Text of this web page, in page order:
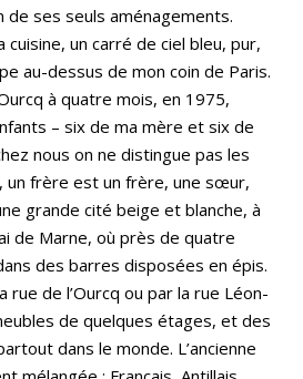
de ses seuls aménagements.
un carré de ciel bleu, pur,
au-dessus de mon coin de Paris.
à quatre mois, en 1975,
– six de ma mère et six de
nous on ne distingue pas les
frère est un frère, une sœur,
grande cité beige et blanche, à
de Marne, où près de quatre
des barres disposées en épis.
de l’Ourcq ou par la rue Léon-
de quelques étages, et des
dans le monde. L’ancienne